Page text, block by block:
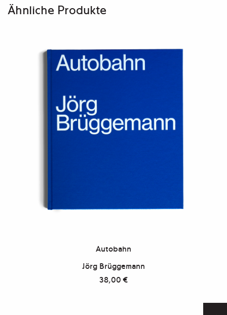
Ähnliche Produkte
Autobahn
Jörg Brüggemann
38,00€